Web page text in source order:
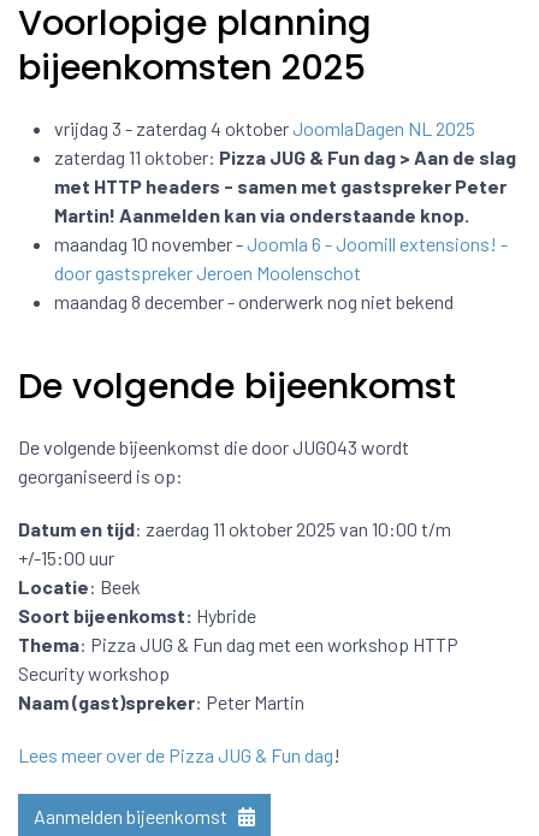
Voorlopige planning
bijeenkomsten 2025
vrijdag 3 - zaterdag 4 oktoberJoomlaDagen NL 2025
zaterdag 11 oktober: Pizza JUG & Fun dag > Aan de slag
met HTTP headers - samen met gastspreker Peter
Martin! Aanmelden kan via onderstaande knop.
maandag 10 november -Joomla 6 - Joomill extensions! -
door gastspreker Jeroen Moolenschot
maandag 8 december - onderwerk nog niet bekend
De volgende bijeenkomst
De volgende bijeenkomst die door JUG043 wordt
georganiseerd is op:
Datum en tijd: zaerdag 11 oktober 2025 van 10:00 t/m
+/-15:00 uur
Locatie: Beek
Soort bijeenkomst: Hybride
Thema: Pizza JUG & Fun dag met een workshop HTTP
Security workshop
Naam (gast)spreker: Peter Martin
Lees meer over de Pizza JUG & Fun dag!
Aanmelden bijeenkomst